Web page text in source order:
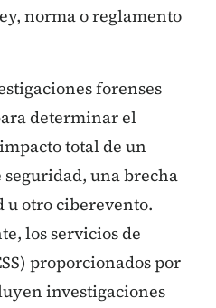
norma o reglamento
forenses
determinar el
total de un
una brecha
u otro ciberevento.
los servicios de
proporcionados por
investigaciones